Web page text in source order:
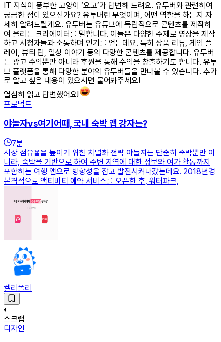
IT 지식이 풍부한 고양이 ‘요고’가 답변해 드려요. 유투버와 관련하여
궁금한 점이 있으신가요? 유투버란 무엇이며, 어떤 역할을 하는지 자
세히 알려드릴게요. 유투버는 유튜브에 독립적으로 콘텐츠를 제작하
여 올리는 크리에이터를 말합니다. 이들은 다양한 주제로 영상을 제작
하고 시청자들과 소통하며 인기를 얻는데요. 특히 상품 리뷰, 게임 플
레이, 뷰티 팁, 일상 이야기 등의 다양한 콘텐츠를 제공합니다. 유투버
는 광고 수익뿐만 아니라 후원을 통해 수익을 창출하기도 합니다. 유투
브 플랫폼을 통해 다양한 분야의 유투버들을 만나볼 수 있습니다. 추가
로 알고 싶은 내용이 있으시면 물어봐주세요!
열심히 읽고 답변했어요!
프로덕트
야놀자vs여기어때, 국내 숙박 앱 강자는?
7분
시장 점유율을 높이기 위한 차별화 전략 야놀자는 단순히 숙박뿐만 아
니라, 숙박을 기반으로 하여 주변 지역에 대한 정보와 여가 활동까지
포함하는 여행 앱으로 방향성을 잡고 발전시켜나갔는데요. 2018년경
본격적으로 액티비티 예약 서비스를 오픈한 후, 워터파크,
켈리폴리
스크랩
디자인